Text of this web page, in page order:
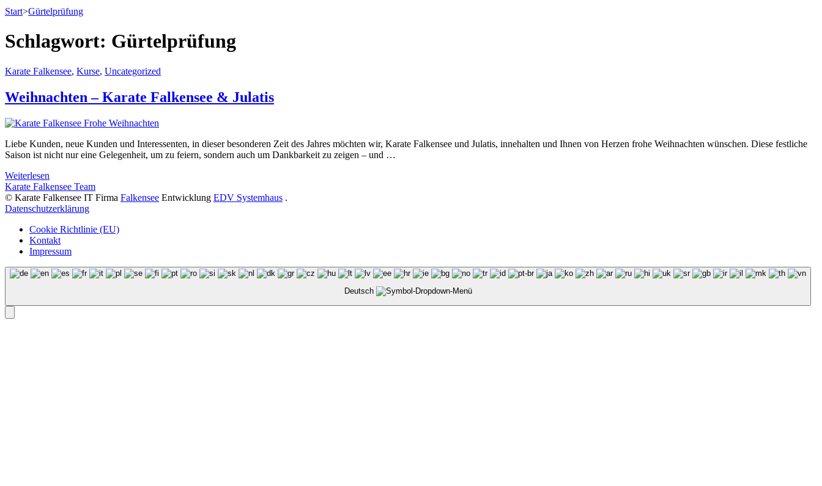
Start>Gürtelprüfung
Schlagwort: Gürtelprüfung
Karate Falkensee, Kurse, Uncategorized
Weihnachten – Karate Falkensee & Julatis
Liebe Kunden, neue Kunden und Interessenten, in dieser besonderen Zeit des Jahres möchten wir, Karate Falkensee und Julatis, innehalten und Ihnen von Herzen frohe Weihnachten wünschen. Diese festliche
Saison ist nicht nur eine Gelegenheit, um zu feiern, sondern auch um Dankbarkeit zu zeigen – und …
Weiterlesen
Karate Falkensee Team
© Karate Falkensee IT Firma Falkensee Entwicklung EDV Systemhaus .
Datenschutzerklärung
Cookie Richtlinie (EU)
Kontakt
Impressum
Deutsch